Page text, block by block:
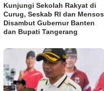
Kunjungi Sekolah Rakyat di
Curug, Seskab RI dan Mensos
Disambut Gubernur Banten
dan Bupati Tangerang